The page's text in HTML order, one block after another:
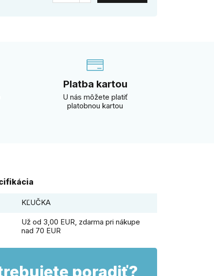
Platba kartou
U nás môžete platiť
platobnou kartou
KĽUČKA
Už od 3,00 EUR, zdarma pri nákupe
nad 70 EUR
poradiť?